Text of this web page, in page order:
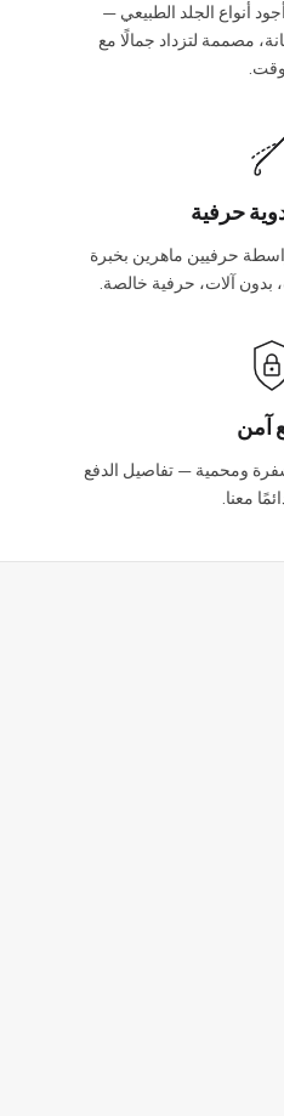
أنواع الجلد الطبيعي —
مصممة لتزداد جمالًا مع
حرفية
حرفيين ماهرين بخبرة
بدون آلات، حرفية خالصة.
آمن
ومحمية — تفاصيل الدفع
معنا.